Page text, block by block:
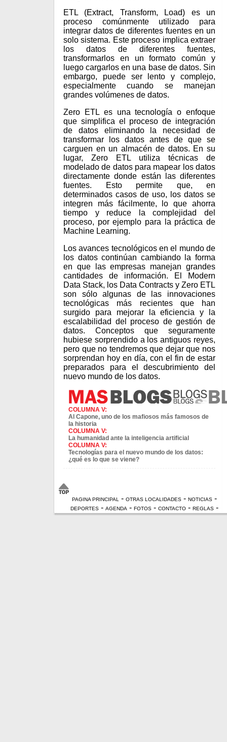
ETL (Extract, Transform, Load) es un
proceso comúnmente utilizado para
integrar datos de diferentes fuentes en un
solo sistema. Este proceso implica extraer
los datos de diferentes fuentes,
transformarlos en un formato común y
luego cargarlos en una base de datos. Sin
embargo, puede ser lento y complejo,
especialmente cuando se manejan
grandes volúmenes de datos.
Zero ETL es una tecnología o enfoque
que simplifica el proceso de integración
de datos eliminando la necesidad de
transformar los datos antes de que se
carguen en un almacén de datos. En su
lugar, Zero ETL utiliza técnicas de
modelado de datos para mapear los datos
directamente donde están las diferentes
fuentes. Esto permite que, en
determinados casos de uso, los datos se
integren más fácilmente, lo que ahorra
tiempo y reduce la complejidad del
proceso, por ejemplo para la práctica de
Machine Learning.
Los avances tecnológicos en el mundo de
los datos continúan cambiando la forma
en que las empresas manejan grandes
cantidades de información. El Modern
Data Stack, los Data Contracts y Zero ETL
son sólo algunas de las innovaciones
tecnológicas más recientes que han
surgido para mejorar la eficiencia y la
escalabilidad del proceso de gestión de
datos. Conceptos que seguramente
hubiese sorprendido a los antiguos reyes,
pero que no tendremos que dejar que nos
sorprendan hoy en día, con el fin de estar
preparados para el descubrimiento del
nuevo mundo de los datos.
COLUMNA V:
Al Capone, uno de los mafiosos más famosos de
la historia
COLUMNA V:
La humanidad ante la inteligencia artificial
COLUMNA V:
Tecnologías para el nuevo mundo de los datos:
¿qué es lo que se viene?
PAGINA PRINCIPAL - OTRAS LOCALIDADES - NOTICIAS -
DEPORTES - AGENDA - FOTOS - CONTACTO - REGLAS -